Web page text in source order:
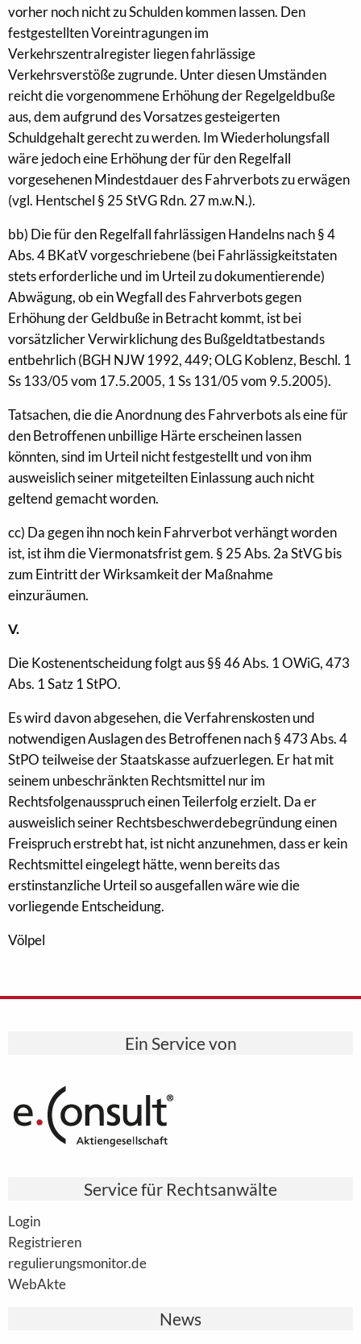
vorher noch nicht zu Schulden kommen lassen. Den
festgestellten Voreintragungen im
Verkehrszentralregister liegen fahrlässige
Verkehrsverstöße zugrunde. Unter diesen Umständen
reicht die vorgenommene Erhöhung der Regelgeldbuße
aus, dem aufgrund des Vorsatzes gesteigerten
Schuldgehalt gerecht zu werden. Im Wiederholungsfall
wäre jedoch eine Erhöhung der für den Regelfall
vorgesehenen Mindestdauer des Fahrverbots zu erwägen
(vgl. Hentschel § 25 StVG Rdn. 27 m.w.N.).
bb) Die für den Regelfall fahrlässigen Handelns nach § 4
Abs. 4 BKatV vorgeschriebene (bei Fahrlässigkeitstaten
stets erforderliche und im Urteil zu dokumentierende)
Abwägung, ob ein Wegfall des Fahrverbots gegen
Erhöhung der Geldbuße in Betracht kommt, ist bei
vorsätzlicher Verwirklichung des Bußgeldtatbestands
entbehrlich (BGH NJW 1992, 449; OLG Koblenz, Beschl. 1
Ss 133/05 vom 17.5.2005, 1 Ss 131/05 vom 9.5.2005).
Tatsachen, die die Anordnung des Fahrverbots als eine für
den Betroffenen unbillige Härte erscheinen lassen
könnten, sind im Urteil nicht festgestellt und von ihm
ausweislich seiner mitgeteilten Einlassung auch nicht
geltend gemacht worden.
cc) Da gegen ihn noch kein Fahrverbot verhängt worden
ist, ist ihm die Viermonatsfrist gem. § 25 Abs. 2a StVG bis
zum Eintritt der Wirksamkeit der Maßnahme
einzuräumen.
V.
Die Kostenentscheidung folgt aus §§ 46 Abs. 1 OWiG, 473
Abs. 1 Satz 1 StPO.
Es wird davon abgesehen, die Verfahrenskosten und
notwendigen Auslagen des Betroffenen nach § 473 Abs. 4
StPO teilweise der Staatskasse aufzuerlegen. Er hat mit
seinem unbeschränkten Rechtsmittel nur im
Rechtsfolgenausspruch einen Teilerfolg erzielt. Da er
ausweislich seiner Rechtsbeschwerdebegründung einen
Freispruch erstrebt hat, ist nicht anzunehmen, dass er kein
Rechtsmittel eingelegt hätte, wenn bereits das
erstinstanzliche Urteil so ausgefallen wäre wie die
vorliegende Entscheidung.
Völpel
Ein Service von
Service für Rechtsanwälte
Login
Registrieren
regulierungsmonitor.de
WebAkte
News